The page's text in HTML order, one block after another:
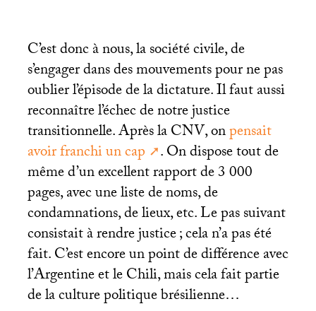
C’est donc à nous, la société civile, de
s’engager dans des mouvements pour ne pas
oublier l’épisode de la dictature. Il faut aussi
reconnaître l’échec de notre justice
transitionnelle. Après laCNV, onpensait
avoir franchi un cap
. On dispose tout de
même d’un excellent rapport de 3 000
pages, avec une liste de noms, de
condamnations, de lieux, etc. Le pas suivant
consistait à rendre justice; cela n’a pas été
fait. C’est encore un point de différence avec
l’Argentine et le Chili, mais cela fait partie
de la culture politique brésilienne…